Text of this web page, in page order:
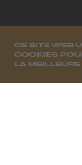
CE SITE WEB
COOKIES
LA